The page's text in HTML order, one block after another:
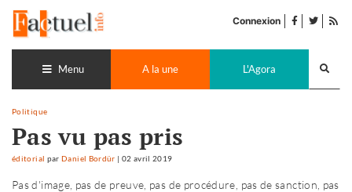
contenu
Connexion facebook
twitter
Menu A la une L'Agora
Politique
Pas vu pas pris
éditorial parDaniel Bordür | 02 avril 2019
Pas d'image, pas de preuve, pas de procédure, pas de sanction, pas